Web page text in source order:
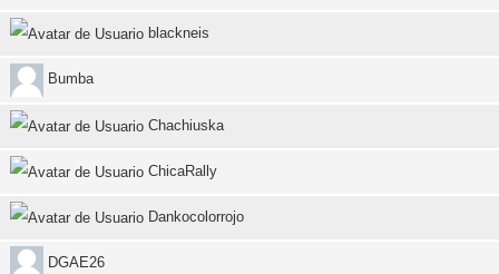
blackneis
Bumba
Chachiuska
ChicaRally
Dankocolorrojo
DGAE26